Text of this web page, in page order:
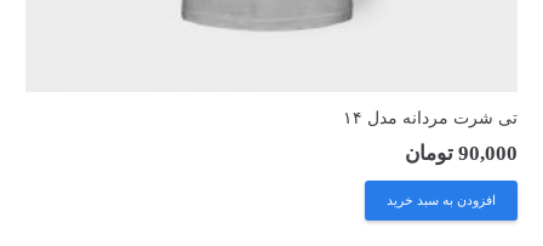
تی شرت مردانه مدل ۱۴
90,000 تومان
افزودن به سبد خرید